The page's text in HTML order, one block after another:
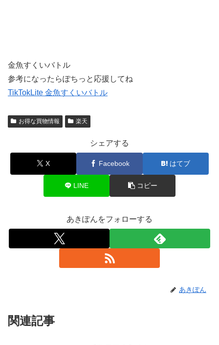
金魚すくいバトル
参考になったらぽちっと応援してね
TikTokLite 金魚すくいバトル
お得な買物情報 楽天
シェアする
X Facebook はてブ
LINE コピー
あきぽんをフォローする
あきぽん
関連記事